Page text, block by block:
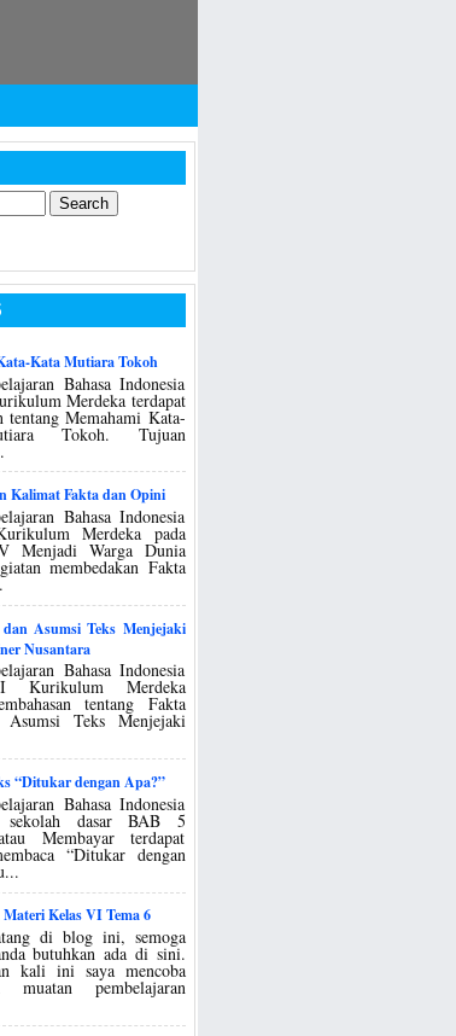
Kata Mutiara Tokoh
Bahasa Indonesia
Merdeka terdapat
tentang Memahami Kata-
Tokoh. Tujuan
Kalimat Fakta dan Opini
Bahasa Indonesia
Merdeka pada
Menjadi Warga Dunia
membedakan Fakta
Asumsi Teks Menjejaki
Nusantara
Bahasa Indonesia
Kurikulum Merdeka
tentang Fakta
Teks Menjejaki
“Ditukar dengan Apa?”
Bahasa Indonesia
dasar BAB 5
Membayar terdapat
“Ditukar dengan
Kelas VI Tema 6
di blog ini, semoga
butuhkan ada di sini.
kali ini saya mencoba
muatan pembelajaran